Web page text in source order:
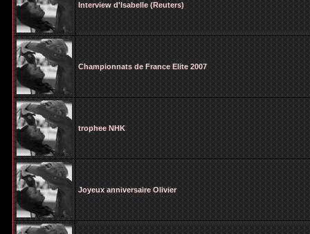
Interview d'Isabelle (Reuters)
Championnats de France Elite 2007
trophee NHK
Joyeux anniversaire Olivier